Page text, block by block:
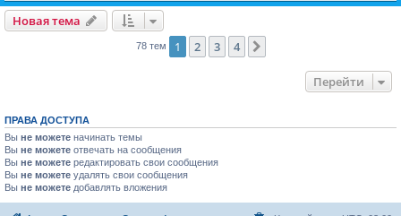
Новая тема
78 тем 1 2 3 4
Перейти
ПРАВА ДОСТУПА
Вы не можете начинать темы
Вы не можете отвечать на сообщения
Вы не можете редактировать свои сообщения
Вы не можете удалять свои сообщения
Вы не можете добавлять вложения